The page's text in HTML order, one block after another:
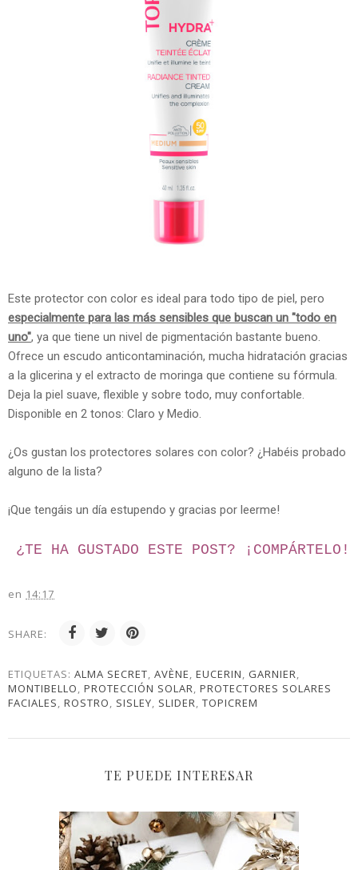
Este protector con color es ideal para todo tipo de piel, pero
especialmente para las más sensibles que buscan un "todo en
uno", ya que tiene un nivel de pigmentación bastante bueno.
Ofrece un escudo anticontaminación, mucha hidratación gracias
a la glicerina y el extracto de moringa que contiene su fórmula.
Deja la piel suave, flexible y sobre todo, muy confortable.
Disponible en 2 tonos: Claro y Medio.
¿Os gustan los protectores solares con color? ¿Habéis probado
alguno de la lista?
¡Que tengáis un día estupendo y gracias por leerme!
¿TE HA GUSTADO ESTE POST? ¡ COMPÁRTELO!
en 14:17
SHARE:
ETIQUETAS: ALMA SECRET, AVÈNE, EUCERIN, GARNIER,
MONTIBELLO, PROTECCIÓN SOLAR, PROTECTORES SOLARES
FACIALES, ROSTRO, SISLEY, SLIDER, TOPICREM
TE PUEDE INTERESAR